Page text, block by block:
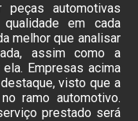
automotivas
em cada
melhor que analisar
assim como a
Empresas acima
visto que a
ramo automotivo.
prestado será